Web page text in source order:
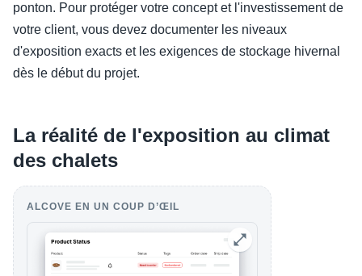
ponton. Pour protéger votre concept et l'investissement de
votre client, vous devez documenter les niveaux
d'exposition exacts et les exigences de stockage hivernal
dès le début du projet.
La réalité de l'exposition au climat
des chalets
ALCOVE EN UN COUP D’ŒIL